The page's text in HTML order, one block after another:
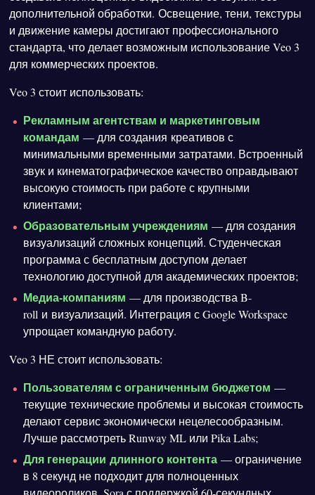
дополнительной обработки. Освещение, тени, текстуры
и движение камеры достигают профессионального
стандарта, что делает возможным использование Veo 3
для коммерческих проектов.
Veo 3 стоит использовать:
Рекламным агентствам и маркетинговым
командам — для создания креативов с
минимальными временными затратами. Встроенный
звук и кинематографическое качество оправдывают
высокую стоимость при работе с крупными
клиентами;
Образовательным учреждениям — для создания
визуализаций сложных концепций. Студенческая
программа с бесплатным доступом делает
технологию доступной для академических проектов;
Медиа-компаниям — для производства B-
roll и визуализаций. Интеграция с Google Workspace
упрощает командную работу.
Veo 3 НЕ стоит использовать:
Пользователям с ограниченным бюджетом —
текущие технические проблемы и высокая стоимость
делают сервис экономически нецелесообразным.
Лучше рассмотреть Runway ML или Pika Labs;
Для генерации длинного контента — ограничение
в 8 секунд не подходит для полноценных